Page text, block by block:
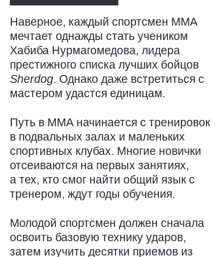
Наверное, каждый спортсмен ММА
мечтает однажды стать учеником
Хабиба Нурмагомедова, лидера
престижного списка лучших бойцов
Sherdog. Однако даже встретиться с
мастером удастся единицам.
Путь в ММА начинается с тренировок
в подвальных залах и маленьких
спортивных клубах. Многие новички
отсеиваются на первых занятиях,
а тех, кто смог найти общий язык с
тренером, ждут годы обучения.
Молодой спортсмен должен сначала
освоить базовую технику ударов,
затем изучить десятки приемов из